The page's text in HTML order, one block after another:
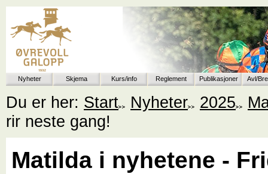
Nyheter Skjema Kurs/info Reglement Publikasjoner Avl/
Du er her: Start Nyheter 2025
rir neste gang!
Matilda i nyhetene -